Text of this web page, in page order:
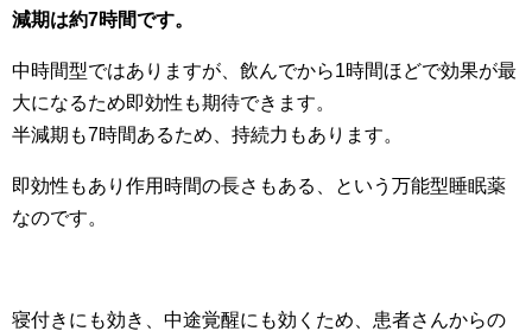
減期は約7時間です。
中時間型ではありますが、飲んでから1時間ほどで効果が最
大になるため即効性も期待できます。
半減期も7時間あるため、持続力もあります。
即効性もあり作用時間の長さもある、という万能型睡眠薬
なのです。
寝付きにも効き、中途覚醒にも効くため、患者さんからの